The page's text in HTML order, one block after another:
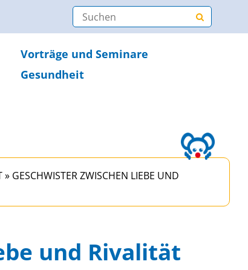
Vorträge und Seminare
Gesundheit
» GESCHWISTER ZWISCHEN LIEBE UND
und Rivalität